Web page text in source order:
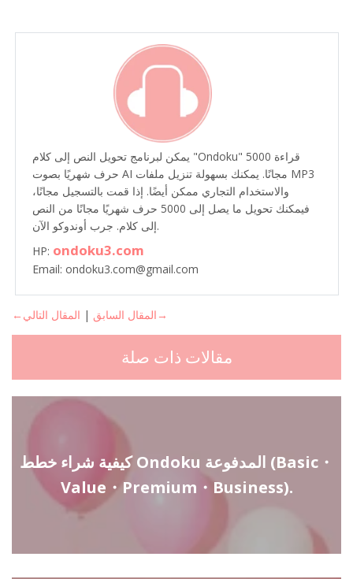
يمكن لبرنامج تحويل النص إلى كلام "Ondoku" قراءة 5000
حرف شهريًا بصوت AI مجانًا. يمكنك بسهولة تنزيل ملفات MP3
والاستخدام التجاري ممكن أيضًا. إذا قمت بالتسجيل مجانًا،
فيمكنك تحويل ما يصل إلى 5000 حرف شهريًا مجانًا من النص
إلى كلام. جرب أوندوكو الآن.
HP: ondoku3.com
Email: ondoku3.com@gmail.com
←المقال السابق | المقال التالي→
مقالات ذات صلة
كيفية شراء خطط Ondoku المدفوعة (Basic・
Value・Premium・Business).